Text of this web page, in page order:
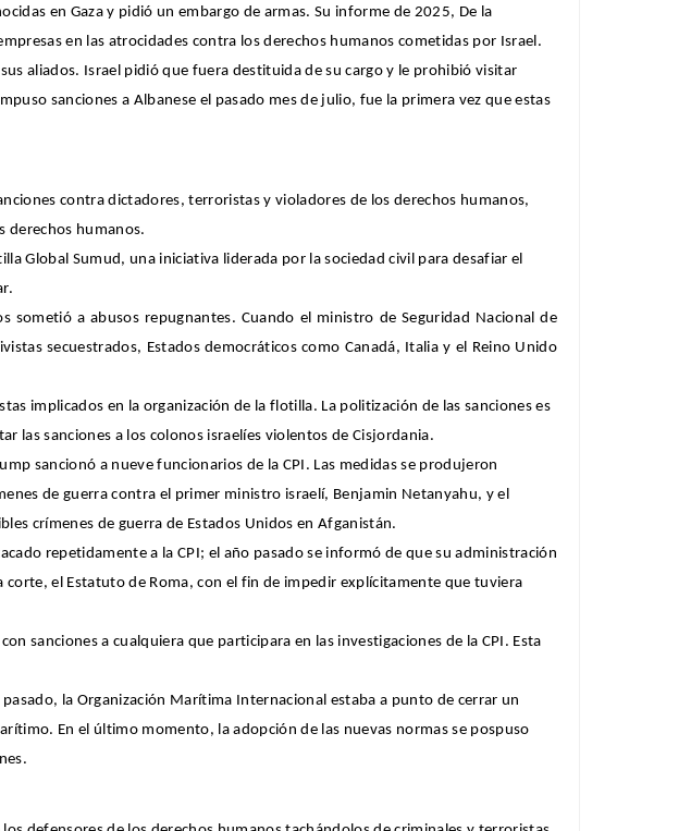
en Gaza y pidió un embargo de armas. Su informe de 2025, De la
en las atrocidades contra los derechos humanos cometidas por Israel.
aliados. Israel pidió que fuera destituida de su cargo y le prohibió visitar
sanciones a Albanese el pasado mes de julio, fue la primera vez que estas
contra dictadores, terroristas y violadores de los derechos humanos,
derechos humanos.
Global Sumud, una iniciativa liderada por la sociedad civil para desafiar el
sometió a abusos repugnantes. Cuando el ministro de Seguridad Nacional de
secuestrados, Estados democráticos como Canadá, Italia y el Reino Unido
implicados en la organización de la flotilla. La politización de las sanciones es
las sanciones a los colonos israelíes violentos de Cisjordania.
sancionó a nueve funcionarios de la CPI. Las medidas se produjeron
de guerra contra el primer ministro israelí, Benjamin Netanyahu, y el
crímenes de guerra de Estados Unidos en Afganistán.
repetidamente a la CPI; el año pasado se informó de que su administración
el Estatuto de Roma, con el fin de impedir explícitamente que tuviera
sanciones a cualquiera que participara en las investigaciones de la CPI. Esta
la Organización Marítima Internacional estaba a punto de cerrar un
En el último momento, la adopción de las nuevas normas se pospuso